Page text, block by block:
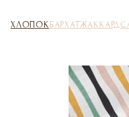
ХЛОПОКБАРХАТЖАККАРД